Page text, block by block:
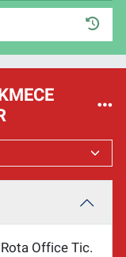
Office Tic.